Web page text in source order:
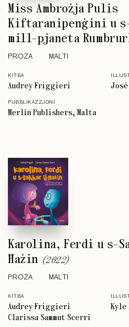
Miss Ambrożja Pulis
Kiftaranipenġini u
mill-pjaneta
PROŻA MALTI
KITBA
Audrey Friggieri
PUBBLIKAZZJONI
Merlin Publishers, Malta
Karolina, Ferdi u s-
Ħażin (2022)
PROŻA MALTI
KITBA
Audrey Friggieri
Clarissa Sammut Scerri
Kyle